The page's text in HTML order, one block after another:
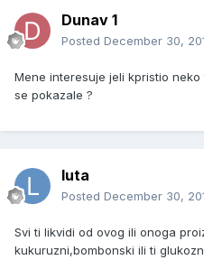
Dunav 1
Posted December 30,
Mene interesuje jeli kpristio
se pokazale ?
luta
Posted December 30,
Svi ti likvidi od ovog ili onoga
kukuruzni,bombonski ili ti